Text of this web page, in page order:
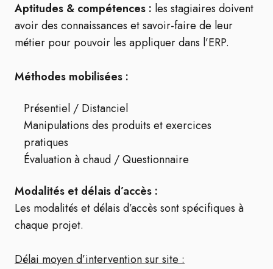
Aptitudes & compétences : les stagiaires doivent
avoir des connaissances et savoir-faire de leur
métier pour pouvoir les appliquer dans l’ERP.
Méthodes mobilisées :
Présentiel / Distanciel
Manipulations des produits et exercices
pratiques
Évaluation à chaud / Questionnaire
Modalités et délais d’accès :
Les modalités et délais d’accès sont spécifiques à
chaque projet.
Délai moyen d’intervention sur site :